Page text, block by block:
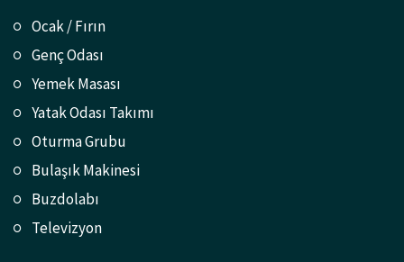
Ocak / Fırın
Genç Odası
Yemek Masası
Yatak Odası Takımı
Oturma Grubu
Bulaşık Makinesi
Buzdolabı
Televizyon